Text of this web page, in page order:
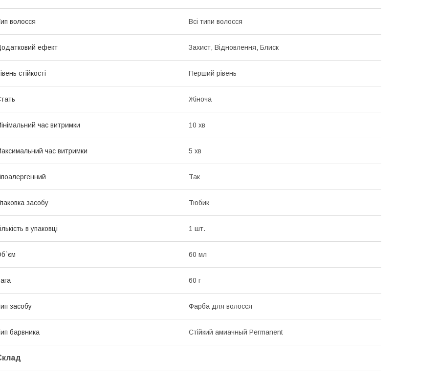
волосся Всі типи волосся
ефект Захист, Відновлення, Блиск
стійкості Перший рівень
Жіноча
час витримки 10 хв
час витримки 5 хв
Так
засобу Тюбик
в упаковці 1 шт.
60 мл
60 г
засобу Фарба для волосся
барвника Стійкий амиачный Permanent